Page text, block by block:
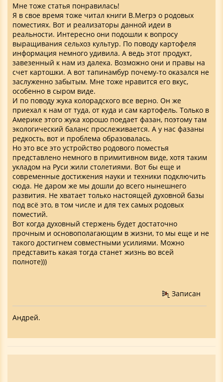
Мне тоже статья понравилась!
Я в свое время тоже читал книги В.Мегрэ о родовых
поместиях. Вот и реализаторы данной идеи в
реальности. Интересно они подошли к вопросу
выращивания сельхоз культур. По поводу картофеля
информация немного удивила. А ведь этот продукт,
завезенный к нам из далека. Возможно они и правы на
счет картошки. А вот тапинамбур почему-то оказался не
заслуженно забытым. Мне тоже нравится его вкус,
особенно в сыром виде.
И по поводу жука колорадского все верно. Он же
приехал к нам от туда, от куда и сам картофель. Только в
Америке этого жука хорошо поедает фазан, поэтому там
экологический баланс прослеживается. А у нас фазаны
редкость, вот и проблема образовалась.
Но это все это устройство родового поместья
представлено немного в примитивном виде, хотя таким
укладом на Руси жили столетиями. Вот бы еще и
современные достижения науки и техники подключить
сюда. Не даром же мы дошли до всего нынешнего
развития. Не хватает только настоящей духовной базы
под всё это, в том числе и для тех самых родовых
поместий.
Вот когда духовный стержень будет достаточно
прочным и основополагающим в жизни, то мы еще и не
такого достигнем совместными усилиями. Можно
представить какая тогда станет жизнь во всей
полноте)))
Записан
Андрей.